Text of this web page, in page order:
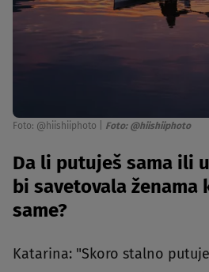
Foto: @hiishiiphoto Foto: @hiishiiphoto
Da li putuješ sama ili
bi savetovala ženama
same?
Katarina: "Skoro stalno